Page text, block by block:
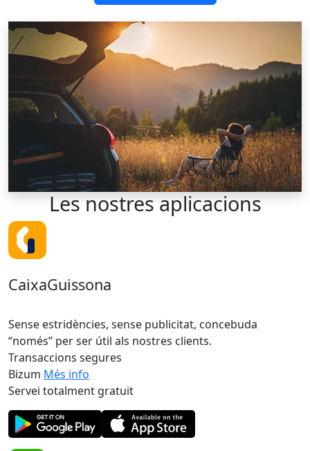
Les nostresaplicacions
CaixaGuissona
Sense estridències, sense publicitat, concebuda
“només” per ser útil als nostres clients.
Transaccions segures
Bizum Més info
Servei totalment gratuït